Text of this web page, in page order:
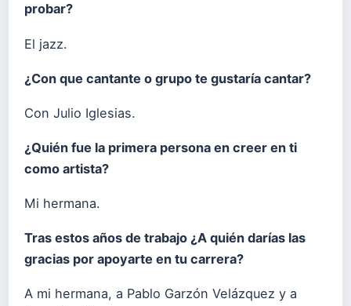
probar?
El jazz.
¿Con que cantante o grupo te gustaría cantar?
Con Julio Iglesias.
¿Quién fue la primera persona en creer en ti
como artista?
Mi hermana.
Tras estos años de trabajo ¿A quién darías las
gracias por apoyarte en tu carrera?
A mi hermana, a Pablo Garzón Velázquez y a